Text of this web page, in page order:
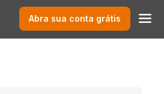
Abra sua conta grátis